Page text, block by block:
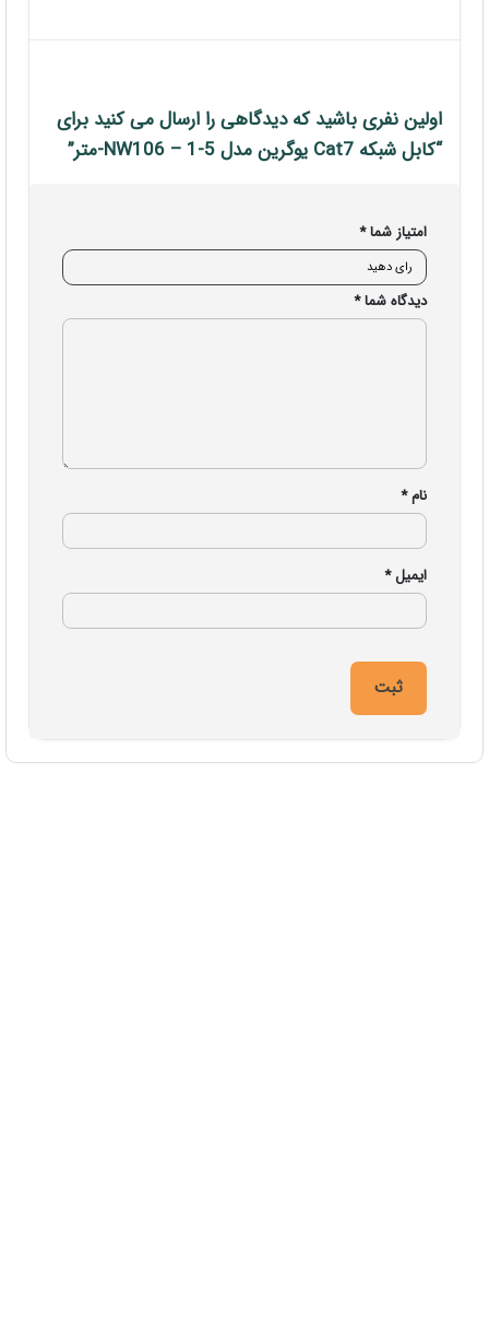
اولین نفری باشید که دیدگاهی را ارسال می کنید برای
“کابل شبکه Cat7 یوگرین مدل NW106 – 1-5-متر”
امتیاز شما*
دیدگاه شما*
نام*
ایمیل*
تجهیزات شبکه خانگی و اداری
لوازم جانبی کامپیوتر
شارژر یوگرین
کابل یوگرین
مجوزهای ایزی مارکت
تمام حقوق این وب سایت برای شرکت نوآوران آسان پیشرو محفوظ است